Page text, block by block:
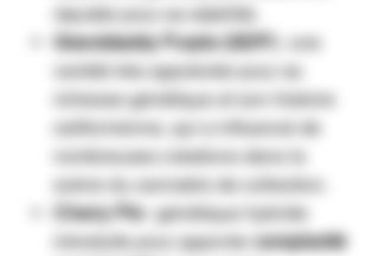
réputée pour sa stabilité.
Granddaddy Purple (GDP)
: une
variété très appréciée pour sa
richesse génétique et son histoire
californienne, qui a influencé de
nombreuses créations dans la
scène du cannabis de collection.
Cherry Pie: génétique hybride
introduite pour apporter complexité